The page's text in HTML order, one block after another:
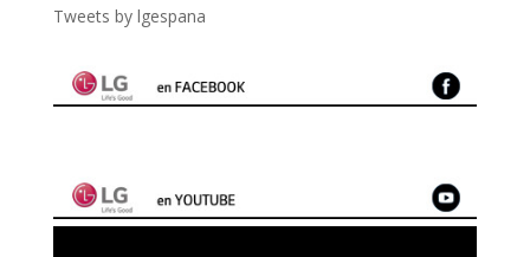
Tweets by lgespana